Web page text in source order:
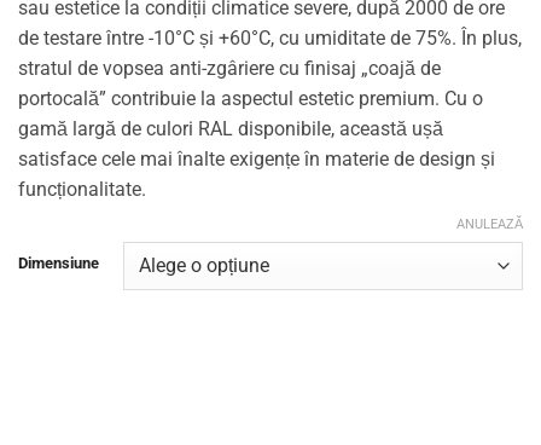
sau estetice la condiții climatice severe, după 2000 de ore
de testare între -10°C și +60°C, cu umiditate de 75%. În plus,
stratul de vopsea anti-zgâriere cu finisaj „coajă de
portocală” contribuie la aspectul estetic premium. Cu o
gamă largă de culori RAL disponibile, această ușă
satisface cele mai înalte exigențe în materie de design și
funcționalitate.
Dimensiune
ANULEAZĂ